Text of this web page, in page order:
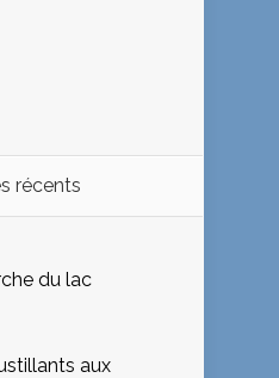
récents
du lac
aux